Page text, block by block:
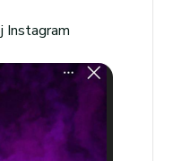
Instagram